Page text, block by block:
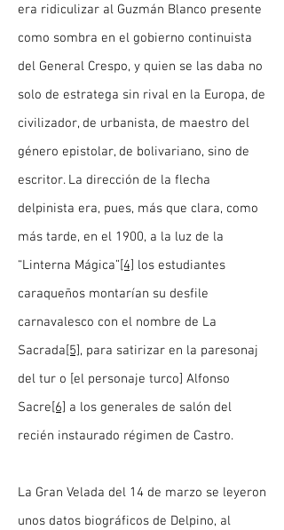
era ridiculizar al Guzmán Blanco presente
como sombra en el gobierno continuista
del General Crespo, y quien se las daba no
solo de estratega sin rival en la Europa, de
civilizador, de urbanista, de maestro del
género epistolar, de bolivariano, sino de
escritor. La dirección de la flecha
delpinista era, pues, más que clara, como
más tarde, en el 1900, a la luz de la
“Linterna Mágica”[4] los estudiantes
caraqueños montarían su desfile
carnavalesco con el nombre de La
Sacrada[5], para satirizar en la paresonaj
del tur o [el personaje turco] Alfonso
Sacre[6] a los generales de salón del
recién instaurado régimen de Castro.
La Gran Velada del 14 de marzo se leyeron
unos datos biográficos de Delpino, al